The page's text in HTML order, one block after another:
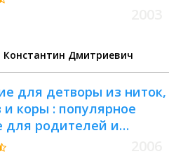
Дмитриевич
для детворы из ниток,
и коры : популярное
для родителей и